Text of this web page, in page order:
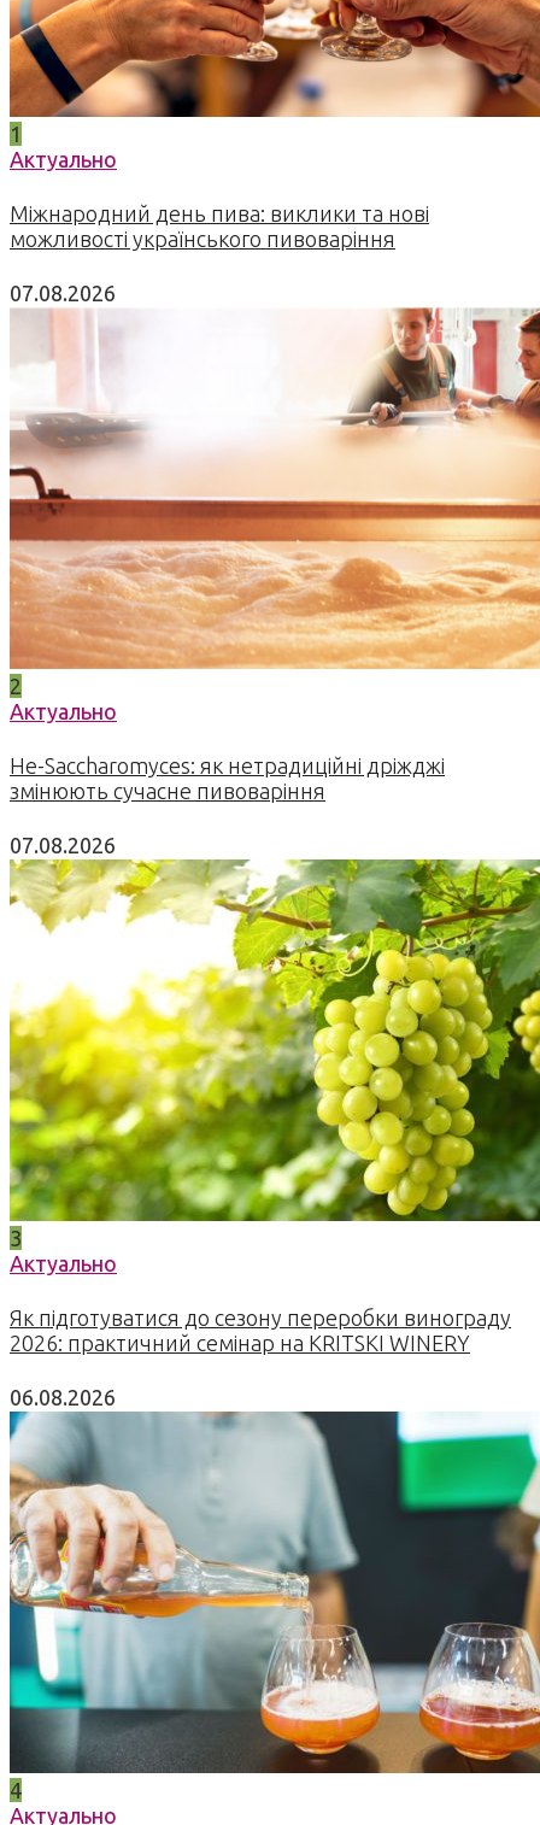
1
Актуально
Міжнародний день пива: виклики та нові
можливості українського пивоваріння
07.08.2026
2
Актуально
Не-Saccharomyces: як нетрадиційні дріжджі
змінюють сучасне пивоваріння
07.08.2026
3
Актуально
Як підготуватися до сезону переробки винограду
2026: практичний семінар на KRITSKI WINERY
06.08.2026
4
Актуально